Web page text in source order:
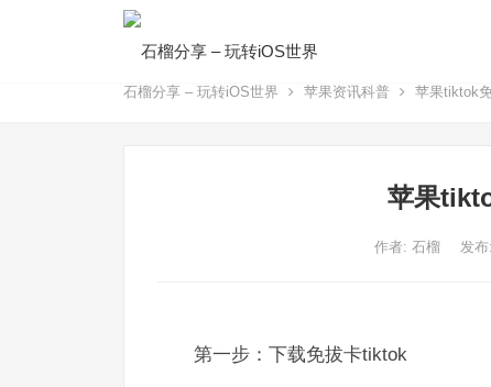
石榴分享 – 玩转iOS世界 苹果资讯科普 苹果tiktok
苹果
作者: 石榴 发布
第一步：下载免拔卡tiktok